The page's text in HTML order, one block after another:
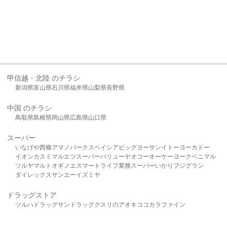
甲信越・北陸 のチラシ
新潟県富山県石川県福井県山梨県長野県
中国 のチラシ
鳥取県島根県岡山県広島県山口県
スーパー
いなげや西條アマノパークスベイシア ビッグヨーサンイトーヨーカドー
イオンカスミ マルエツスーパーバリューヤオコーオーケー ヨークベニマル
ツルヤマルト オギノ エスマート ライフ業務スーパーいかり フジグラン
ダイレックスサンエーイズミヤ
ドラッグストア
ツルハドラッグサンドラッグクスリのアオキ ココカラファイン